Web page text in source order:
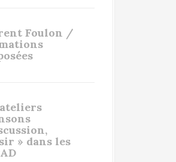
Foulon /
» dans les